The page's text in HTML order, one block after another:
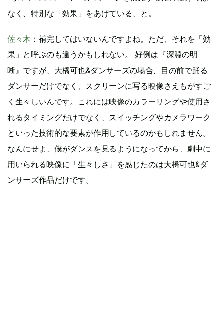
なく、特別な「効果」をあげている、と。
佐々木 ：補完してはいないんですよね。ただ、それを「効
果」と呼ぶのも違うかもしれない。 好例は『深淵の明
晰』ですが、大橋可也&ダンサーズの場合、目の前で踊る
ダンサーだけでなく、スクリーンに写る映像さえもがすご
く生々しいんです。これには映像のカラーリングや使用さ
れるタイミングだけでなく、スイッチングやカメラワーク
といった技術的な要素が作用しているのかもしれません。
なんにせよ、僕がダンスを見るようになってから、劇中に
用いられる映像に「生々しさ」を感じたのは大橋可也&ダ
ンサーズ作品だけです。